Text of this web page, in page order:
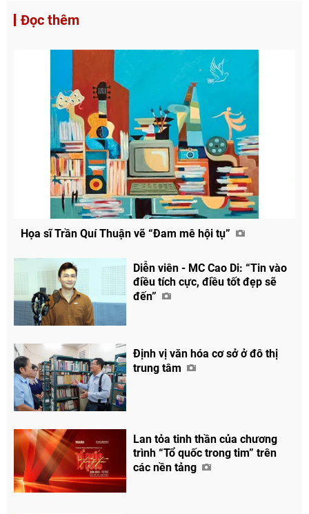
Đọc thêm
Họa sĩ Trần Quí Thuận vẽ “Đam mê hội tụ”
Diễn viên - MC Cao Di: “Tin vào
điều tích cực, điều tốt đẹp sẽ
đến”
Định vị văn hóa cơ sở ở đô thị
trung tâm
Lan tỏa tinh thần của chương
trình “Tổ quốc trong tim” trên
các nền tảng